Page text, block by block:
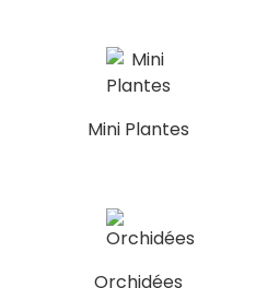
Mini Plantes
Orchidées